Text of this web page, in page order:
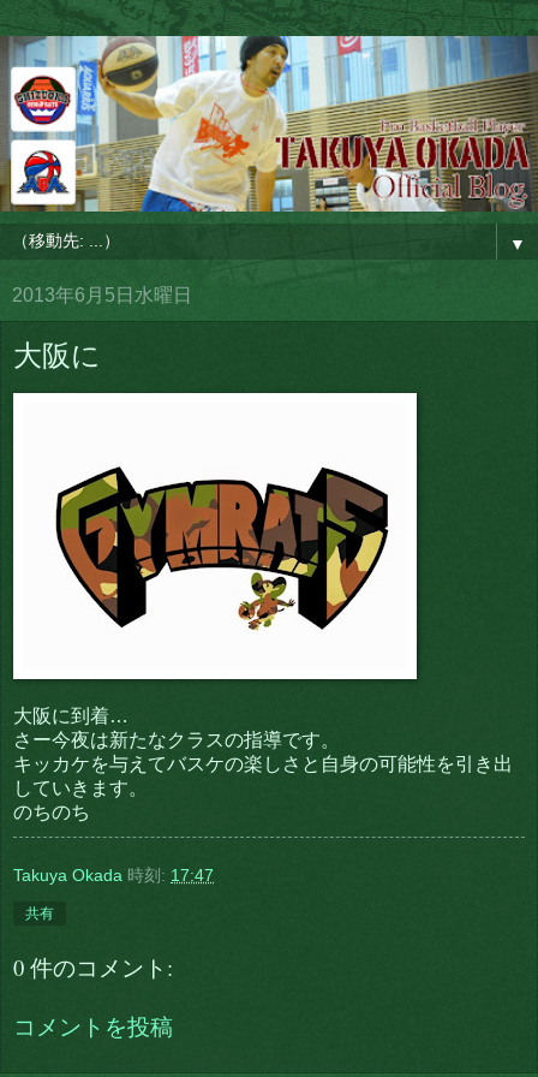
▼
2013年6月5日水曜日
大阪に
大阪に到着…
さー今夜は新たなクラスの指導です。
キッカケを与えてバスケの楽しさと自身の可能性を引き出
していきます。
のちのち
Takuya Okada 時刻: 17:47
共有
0 件のコメント:
コメントを投稿